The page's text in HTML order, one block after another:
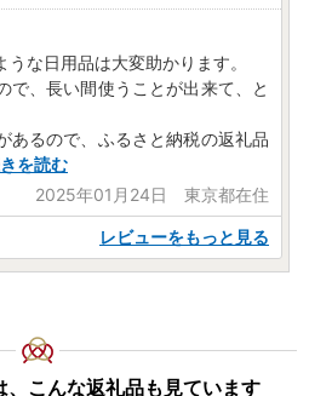
な日用品は大変助かります。
で、長い間使うことが出来て、と
あるので、ふるさと納税の返礼品
を読む
2025年01月24日 東京都在住
レビューをもっと見る
、こんな返礼品も見ています